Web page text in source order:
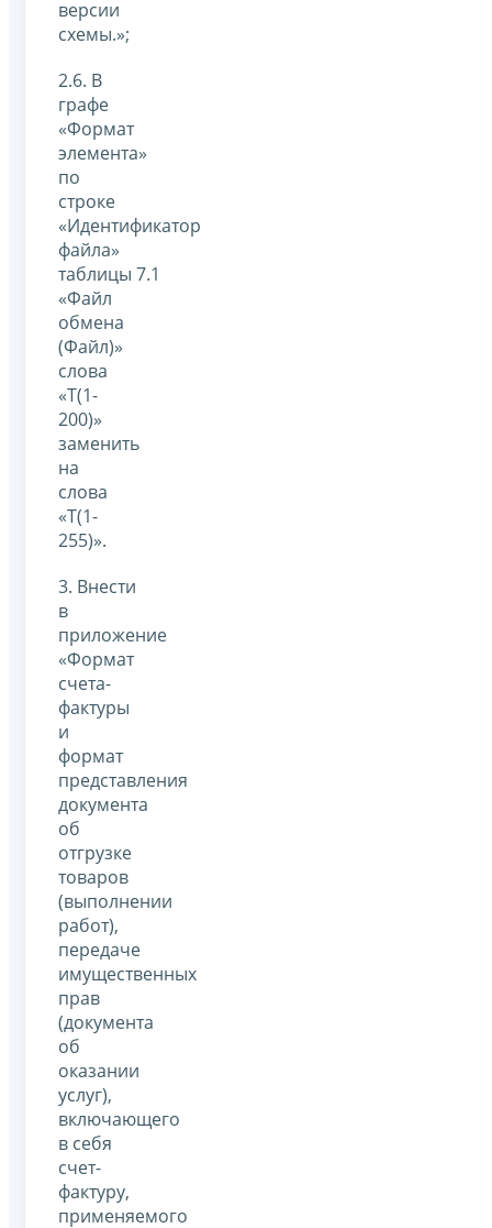
версии
схемы.»;
2.6. В
графе
«Формат
элемента»
по
строке
«Идентификатор
файла»
таблицы 7.1
«Файл
обмена
(Файл)»
слова
«Т(1-
200)»
заменить
на
слова
«Т(1-
255)».
3. Внести
в
приложение
«Формат
счета-
фактуры
и
формат
представления
документа
об
отгрузке
товаров
(выполнении
работ),
передаче
имущественных
прав
(документа
об
оказании
услуг),
включающего
в себя
счет-
фактуру,
применяемого